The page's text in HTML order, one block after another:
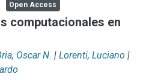
Open Access
computacionales en
Oscar N. | Lorenti, Luciano |